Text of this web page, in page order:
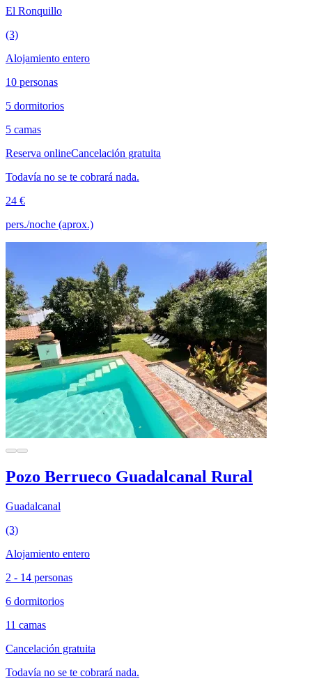
El Ronquillo
(3)
Alojamiento entero
10 personas
5 dormitorios
5 camas
Reserva onlineCancelación gratuita
Todavía no se te cobrará nada.
24 €
pers./noche (aprox.)
Pozo Berrueco Guadalcanal Rural
Guadalcanal
(3)
Alojamiento entero
2 - 14 personas
6 dormitorios
11 camas
Cancelación gratuita
Todavía no se te cobrará nada.